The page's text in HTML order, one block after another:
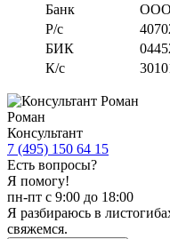
Банк
ООО
Р/с
БИК
К/с
Роман
Консультант
7 (495) 150 64 15
Есть вопросы?
Я помогу!
пн-пт с 9:00 до 18:00
Я разбираюсь в
свяжемся.